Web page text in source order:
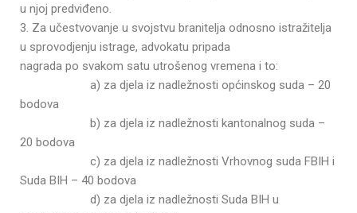
u njoj predviđeno.
3. Za učestvovanje u svojstvu branitelja odnosno istražitelja
u sprovodjenju istrage, advokatu pripada
nagrada po svakom satu utrošenog vremena i to:
a) za djela iz nadležnosti općinskog suda – 20
bodova
b) za djela iz nadležnosti kantonalnog suda –
20 bodova
c) za djela iz nadležnosti Vrhovnog suda FBIH i
Suda BIH – 40 bodova
d) za djela iz nadležnosti Suda BIH u